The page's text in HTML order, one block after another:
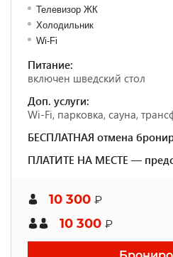
Телевизор ЖК
Холодильник
Wi-Fi
Питание:
включен шведский стол
Доп. услуги:
Wi-Fi, парковка, сауна,
БЕСПЛАТНАЯ отмена
ПЛАТИТЕ НА МЕСТЕ —
10 300 ₽
10 300 ₽